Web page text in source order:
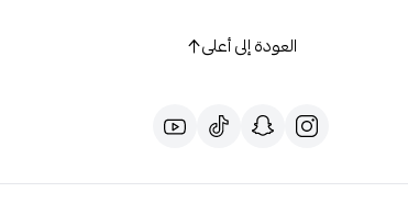
العودة إلى أعلى